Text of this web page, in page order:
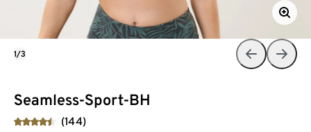
Seamless-Sport-BH
(144)
1/3